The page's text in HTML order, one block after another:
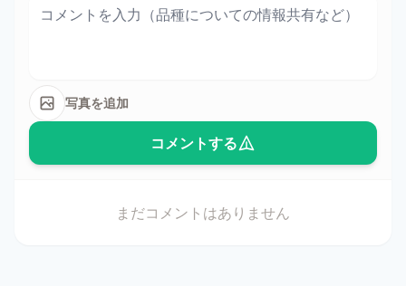
写真を追加
コメントする
まだコメントはありません